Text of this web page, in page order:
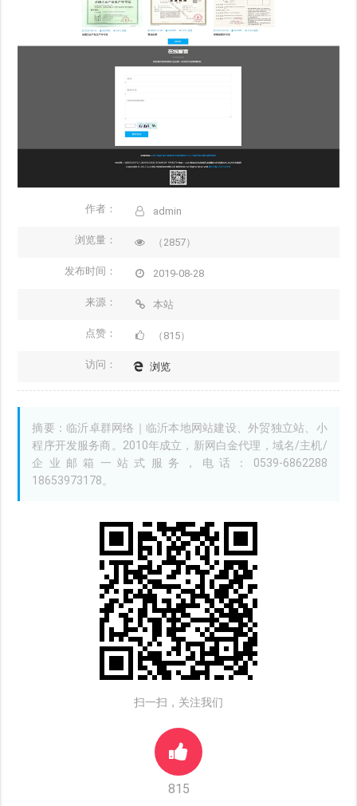
作者： admin
浏览量： （2857）
发布时间： 2019-08-28
来源： 本站
点赞： （815）
访问： 浏览
摘要：临沂卓群网络｜临沂本地网站建设、外贸独立站、小
程序开发服务商。2010年成立，新网白金代理，域名/主机/
企业邮箱一站式服务，电话：0539-6862288
18653973178。
扫一扫，关注我们
815